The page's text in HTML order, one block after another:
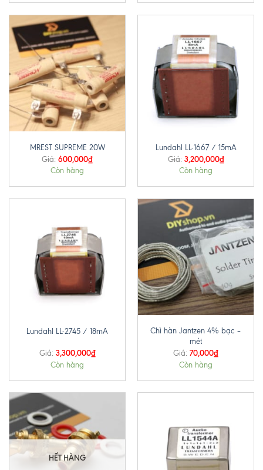
MREST SUPREME 20W
Giá: 600,000₫
Còn hàng
Lundahl LL-1667 / 15mA
Giá: 3,200,000₫
Còn hàng
Lundahl LL-2745 / 18mA
Giá: 3,300,000₫
Còn hàng
Chì hàn Jantzen 4% bạc –
mét
Giá: 70,000₫
Còn hàng
HẾT HÀNG